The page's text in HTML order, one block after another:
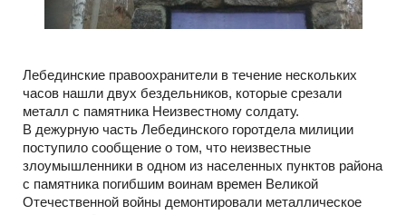
Лебединские правоохранители в течение нескольких
часов нашли двух бездельников, которые срезали
металл с памятника Неизвестному солдату.
В дежурную часть Лебединского горотдела милиции
поступило сообщение о том, что неизвестные
злоумышленники в одном из населенных пунктов района
с памятника погибшим воинам времен Великой
Отечественной войны демонтировали металлическое